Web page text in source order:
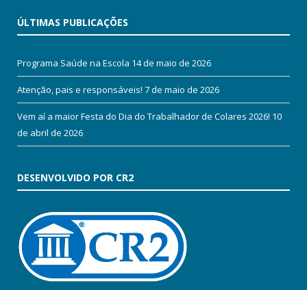
ÚLTIMAS PUBLICAÇÕES
Programa Saúde na Escola 14 de maio de 2026
Atenção, pais e responsáveis! 7 de maio de 2026
Vem aí a maior Festa do Dia do Trabalhador de Colares 2026! 10
de abril de 2026
DESENVOLVIDO POR CR2